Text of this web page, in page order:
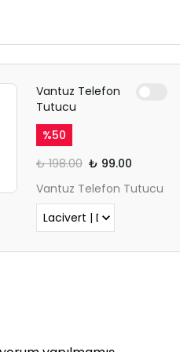
Vantuz Telefon
Tutucu
%50
₺ 198.00 ₺ 99.00
Vantuz Telefon Tutucu